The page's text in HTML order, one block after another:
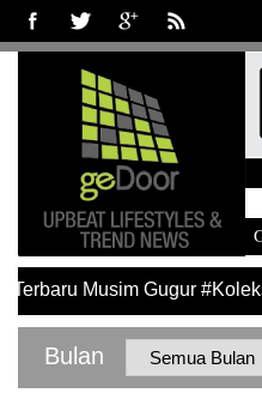
Musim Gugur
Bulan